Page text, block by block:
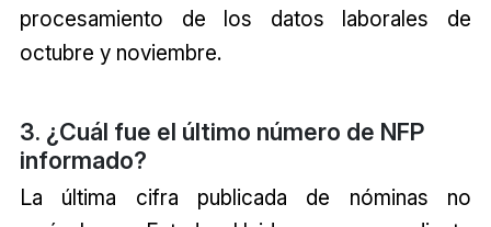
procesamiento de los datos laborales de
octubre y noviembre.
3. ¿Cuál fue el último número de NFP
informado?
La última cifra publicada de nóminas no